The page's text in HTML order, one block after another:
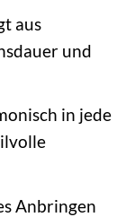
aus
und
in jede
Anbringen